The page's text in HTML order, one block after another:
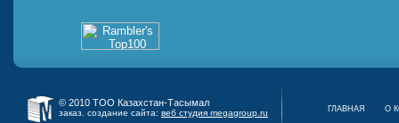
© 2010 ТОО Казахстан-Тасымал
заказ. создание сайта: веб студия megagroup.ru ГЛАВНАЯ О